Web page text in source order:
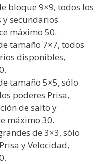
bloque 9×9, todos los
secundarios
máximo 50.
tamaño 7×7, todos
disponibles,
tamaño 5×5, sólo
poderes Prisa,
de salto y
máximo 30.
de 3×3, sólo
y Velocidad,